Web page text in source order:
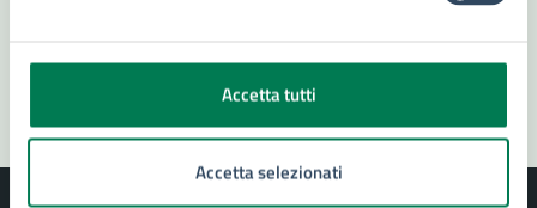
Accetta tutti
Accetta selezionati
Segnala disservizio